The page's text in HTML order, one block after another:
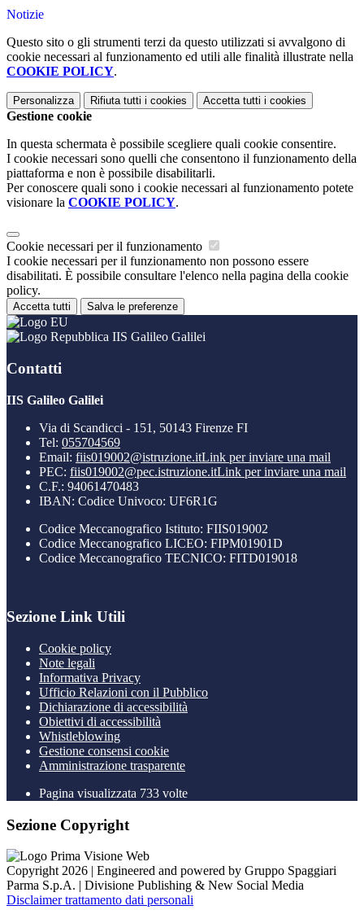
Notizie
Questo sito o gli strumenti terzi da questo utilizzati si avvalgono di
cookie necessari al funzionamento ed utili alle finalità illustrate nella
COOKIE POLICY.
Personalizza Rifiuta tutti i cookies Accetta tutti i cookies
Gestione cookie
In questa schermata è possibile scegliere quali cookie consentire.
I cookie necessari sono quelli che consentono il funzionamento della
piattaforma e non è possibile disabilitarli.
Per conoscere quali sono i cookie necessari al funzionamento potete
visionare la COOKIE POLICY.
Cookie necessari per il funzionamento
I cookie necessari per il funzionamento non possono essere
disabilitati. È possibile consultare l'elenco nella pagina della cookie
policy.
Accetta tutti Salva le preferenze
IIS Galileo Galilei
Contatti
IIS Galileo Galilei
Via di Scandicci - 151, 50143 Firenze FI
Tel: 055704569
Email: fiis019002@istruzione.itLink per inviare una mail
PEC: fiis019002@pec.istruzione.itLink per inviare una mail
C.F.: 94061470483
IBAN: Codice Univoco: UF6R1G
Codice Meccanografico Istituto: FIIS019002
Codice Meccanografico LICEO: FIPM01901D
Codice Meccanografico TECNICO: FITD019018
Sezione Link Utili
Cookie policy
Note legali
Informativa Privacy
Ufficio Relazioni con il Pubblico
Dichiarazione di accessibilità
Obiettivi di accessibilità
Whistleblowing
Gestione consensi cookie
Amministrazione trasparente
Pagina visualizzata 733 volte
Sezione Copyright
Copyright 2026 | Engineered and powered by Gruppo Spaggiari
Parma S.p.A. | Divisione Publishing & New Social Media
Disclaimer trattamento dati personali